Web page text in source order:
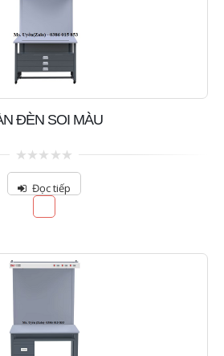
ĐÈN SOI MÀU
0
of
Đọc tiếp